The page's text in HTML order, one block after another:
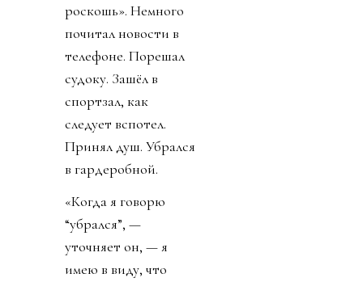
роскошь». Немного
почитал новости в
телефоне. Порешал
судоку. Зашёл в
спортзал, как
следует вспотел.
Принял душ. Убрался
в гардеробной.
«Когда я говорю
“убрался”, —
уточняет он, — я
имею в виду, что